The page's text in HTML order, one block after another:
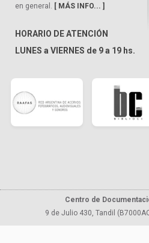
en general. [ MÁS INFO... ]
HORARIO DE ATENCIÓN
LUNES a VIERNES de 9 a 19 hs.
Centro de
9 de Julio 430, Tandil